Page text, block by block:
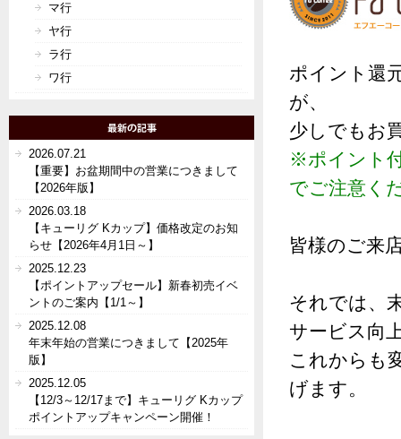
ポイント還
が、
少しでもお
※ポイント
でご注意く
皆様のご来
それでは、
サービス向
これからも
げます。
マ行
ヤ行
ラ行
ワ行
2026.07.21
【重要】お盆期間中の営業につきまして
【2026年版】
2026.03.18
【キューリグ Kカップ】価格改定のお知
らせ【2026年4月1日～】
2025.12.23
【ポイントアップセール】新春初売イベ
ントのご案内【1/1～】
2025.12.08
年末年始の営業につきまして【2025年
版】
2025.12.05
【12/3～12/17まで】キューリグ Kカップ
ポイントアップキャンペーン開催！